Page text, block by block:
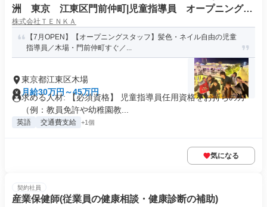
洲 東京 江東区門前仲町|児童指導員 オープニングス
タッフ|児童発達支援 放課後等デイサービス
株式会社ＴＥＮＫＡ
【7月OPEN】【オープニングスタッフ】髪色・ネイル自由の児童
指導員／木場・門前仲町すぐ／...
東京都江東区木場
月給30万円～45万円
求める人材: 【必須資格】 児童指導員任用資格をお持ちの方
（例：教員免許や幼稚園教...
英語 交通費支給 +1個
気になる
契約社員
産業保健師(従業員の健康相談・健康診断の補助)